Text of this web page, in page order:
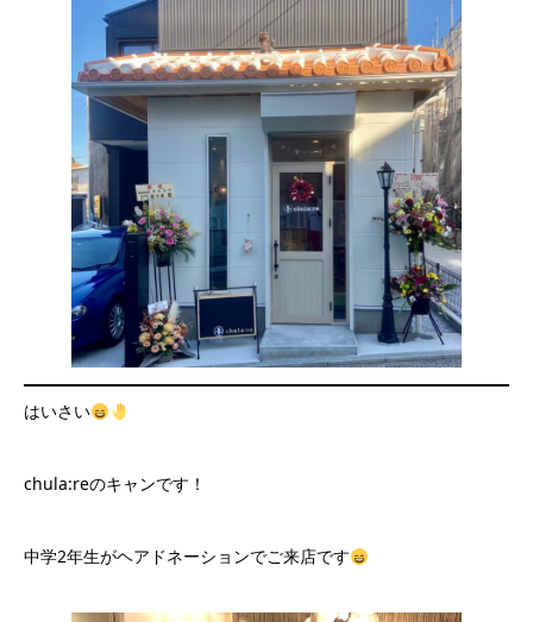
はいさい
chula:reのキャンです！
中学2年生がヘアドネーションでご来店です